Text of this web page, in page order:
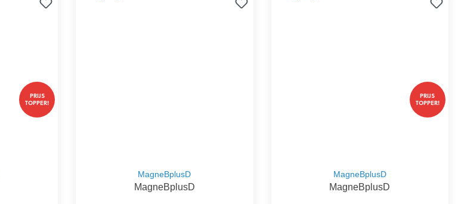
PRIJS
TOPPER!
MagneBplusD
MagneBplusD
PRIJS
TOPPER!
MagneBplusD
MagneBplusD